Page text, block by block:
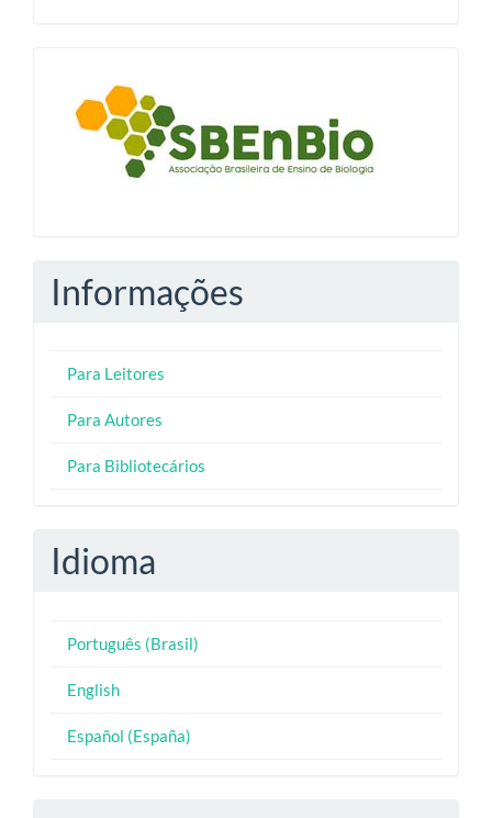
blocologosbenbio
Informações
Para Leitores
Para Autores
Para Bibliotecários
Idioma
Português (Brasil)
English
Español (España)